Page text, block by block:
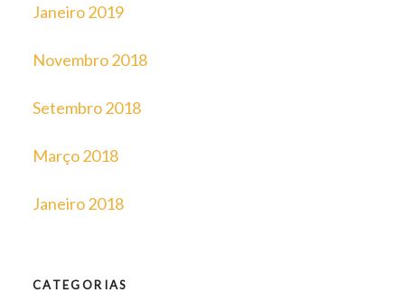
Janeiro 2019
Novembro 2018
Setembro 2018
Março 2018
Janeiro 2018
CATEGORIAS